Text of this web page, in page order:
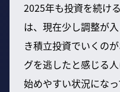
2025年も投資を続け
は、現在少し調整が
き積立投資でいくの
グを逃したと感じる
始めやすい状況にな